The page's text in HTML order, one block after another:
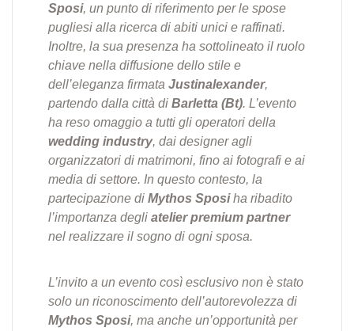
Sposi, un punto di riferimento per le spose
pugliesi alla ricerca di abiti unici e raffinati.
Inoltre, la sua presenza ha sottolineato il ruolo
chiave nella diffusione dello stile e
dell’eleganza firmata Justinalexander,
partendo dalla città di Barletta (Bt). L’evento
ha reso omaggio a tutti gli operatori della
wedding industry, dai designer agli
organizzatori di matrimoni, fino ai fotografi e ai
media di settore. In questo contesto, la
partecipazione di Mythos Sposiha ribadito
l’importanza degli atelier premium partner
nel realizzare il sogno di ogni sposa.
L’invito a un evento così esclusivo non è stato
solo un riconoscimento dell’autorevolezza di
Mythos Sposi, ma anche un’opportunità per